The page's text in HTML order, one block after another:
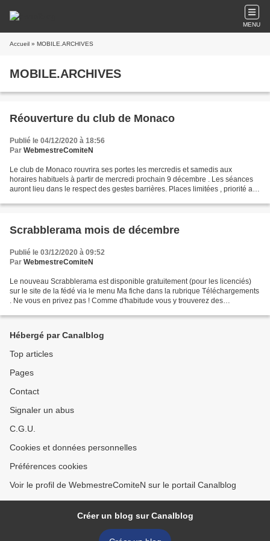
MENU
Accueil » MOBILE.ARCHIVES
MOBILE.ARCHIVES
Réouverture du club de Monaco
Publié le 04/12/2020 à 18:56
Par WebmestreComiteN
Le club de Monaco rouvrira ses portes les mercredis et samedis aux
horaires habituels à partir de mercredi prochain 9 décembre . Les séances
auront lieu dans le respect des gestes barrières. Places limitées , priorité au
Scrabblerama mois de décembre
Publié le 03/12/2020 à 09:52
Par WebmestreComiteN
Le nouveau Scrabblerama est disponible gratuitement (pour les licenciés)
sur le site de la fédé via le menu Ma fiche dans la rubrique Téléchargements
. Ne vous en privez pas ! Comme d'habitude vous y trouverez des
Hébergé par Canalblog
Top articles
Pages
Contact
Signaler un abus
C.G.U.
Cookies et données personnelles
Préférences cookies
Voir le profil de WebmestreComiteN sur le portail Canalblog
Créer un blog sur Canalblog